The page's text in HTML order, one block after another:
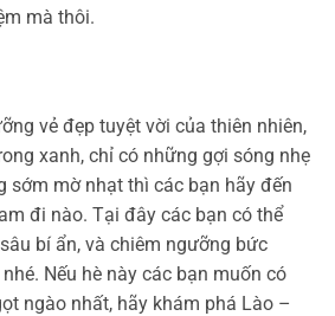
mà thôi.
vẻ đẹp tuyệt vời của thiên nhiên,
xanh, chỉ có những gợi sóng nhẹ
sớm mờ nhạt thì các bạn hãy đến
đi nào. Tại đây các bạn có thể
bí ẩn, và chiêm ngưỡng bức
Nếu hè này các bạn muốn có
ngào nhất, hãy khám phá Lào –